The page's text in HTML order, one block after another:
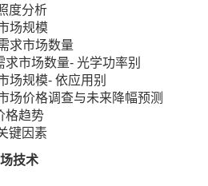
度分析
场规模
求市场数量
市场数量- 光学功率别
场规模- 依应用别
场价格调查与未来降幅预测
格趋势
键因素
技术